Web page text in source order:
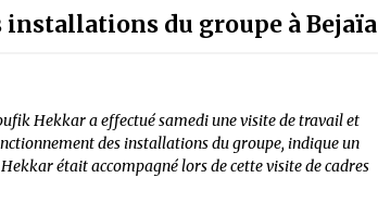
du groupe à Bejaïa
Hekkar a effectué samedi une visite de travail et
des installations du groupe, indique un
était accompagné lors de cette visite de cadres